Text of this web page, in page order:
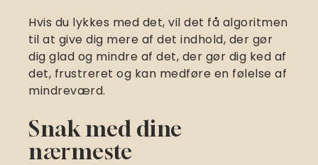
Hvis du lykkes med det, vil det få algoritmen
til at give dig mere af det indhold, der gør
dig glad og mindre af det, der gør dig ked af
det, frustreret og kan medføre en følelse af
mindreværd.
Snak med dine
nærmeste